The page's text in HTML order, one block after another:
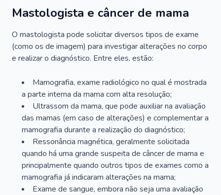
Mastologista e câncer de mama
O mastologista pode solicitar diversos tipos de exame
(como os de imagem) para investigar alterações no corpo
e realizar o diagnóstico. Entre eles, estão:
Mamografia, exame radiológico no qual é mostrada
a parte interna da mama com alta resolução;
Ultrassom da mama, que pode auxiliar na avaliação
das mamas (em caso de alterações) e complementar a
mamografia durante a realização do diagnóstico;
Ressonância magnética, geralmente solicitada
quando há uma grande suspeita de câncer de mama e
principalmente quando outros tipos de exames como a
mamografia já indicaram alterações na mama;
Exame de sangue, embora não seja uma avaliação